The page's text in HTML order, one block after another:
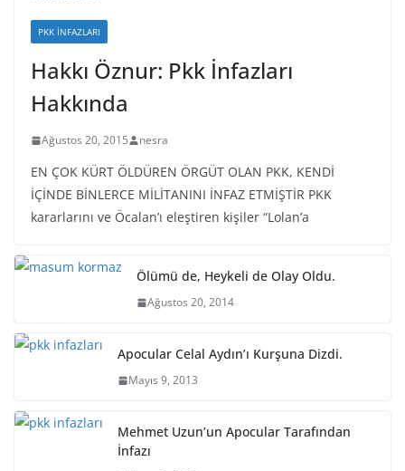
PKK İNFAZLARI
Hakkı Öznur: Pkk İnfazları
Hakkında
Ağustos 20, 2015 nesra
EN ÇOK KÜRT ÖLDÜREN ÖRGÜT OLAN PKK, KENDİ
İÇİNDE BİNLERCE MİLİTANINI İNFAZ ETMİŞTİR PKK
kararlarını ve Öcalan’ı eleştiren kişiler “Lolan’a
Ölümü de, Heykeli de Olay Oldu.
Ağustos 20, 2014
Apocular Celal Aydın’ı Kurşuna Dizdi.
Mayıs 9, 2013
Mehmet Uzun’un Apocular Tarafından
İnfazı